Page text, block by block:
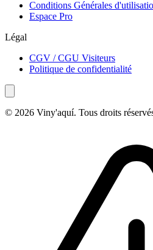
Conditions Générales
Espace Pro
Légal
CGV / CGU Visiteurs
Politique de confidentialité
© 2026 Viny'aquí. Tous droits